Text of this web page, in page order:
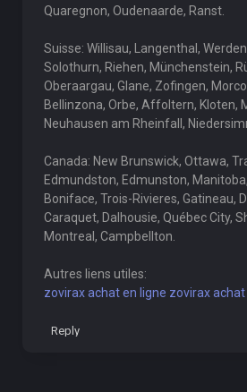
Quaregnon, Oudenaarde, Ranst.
Suisse: Willisau, Langenthal,
Solothurn, Riehen, Münchenstein,
Oberaargau, Glane, Zofingen,
Bellinzona, Orbe, Affoltern, Kloten,
Neuhausen am Rheinfall,
Canada: New Brunswick, Ottawa,
Edmundston, Edmunston,
Boniface, Trois-Rivieres, Gatineau,
Caraquet, Dalhousie, Québec City,
Montreal, Campbellton.
Autres liens utiles:
zovirax achat en ligne zovirax achat
Reply